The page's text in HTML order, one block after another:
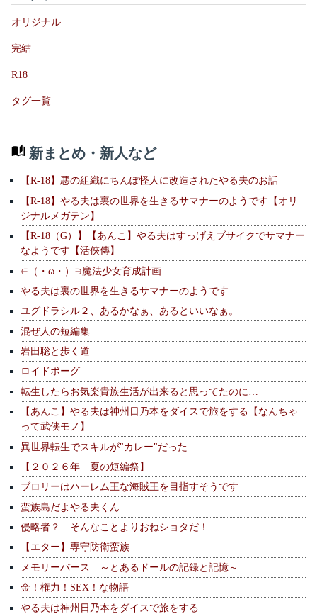
オリジナル
完結
R18
タグ一覧
新まとめ・新人など
【R-18】悪の組織にちんぽ怪人に改造されたやる夫のお話
【R-18】やる夫は裏の世界を生きるサマナーのようです【オリ
ジナルメガテン】
【R-18（G）】【あんこ】やる夫はすっげえブサイクでサマナー
なようです【活俠傳】
∈（・ω・）∋魔法少女育成計画
やる夫は裏の世界を生きるサマナーのようです
ユグドラシル２、あるかなぁ、あるといいなぁ。
混ぜ人の短編集
岩田聡と歩く道
ロイドボーグ
転生したらお気楽貴族生活が出来ると思ってたのに…
【あんこ】やる夫は神州日乃本をダイスで旅をする【なんちゃ
って武侠モノ】
異世界転生でスキルが"カレー"だった
【２０２６年 夏の短編祭】
ブロリーはハーレム王な海賊王を目指すそうです
蛮族島だよやる夫くん
侵略者？ そんなことよりおねショタだ！
【エター】専守防衛蛮族
メモリーバース ～とあるドールの記録と記憶～
金！権力！SEX！な物語
やる夫は神州日乃本をダイスで旅をする